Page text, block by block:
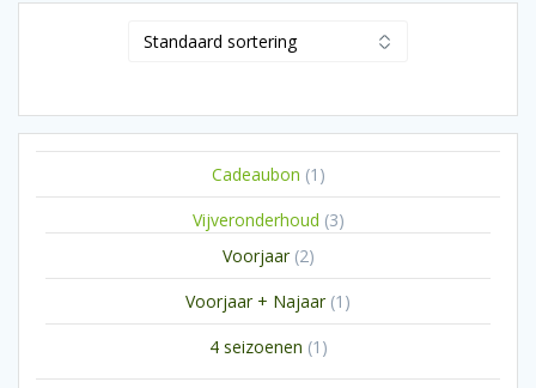
Cadeaubon 1 1
product
Vijveronderhoud 33
Voorjaar 22
producten
Voorjaar + Najaar 1 1
product
4 seizoenen 1 1